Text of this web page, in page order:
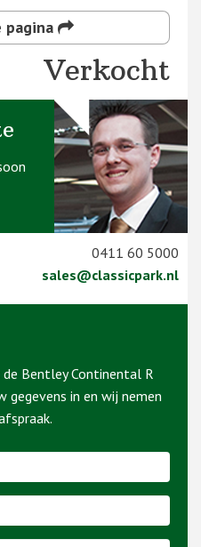
pagina
Verkocht
0411 60 5000
sales@classicpark.nl
de Bentley Continental R
gegevens in en wij nemen